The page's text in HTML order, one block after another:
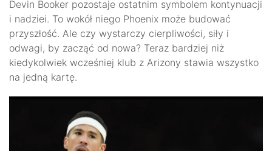
Devin Booker pozostaje ostatnim symbolem kontynuacji
i nadziei. To wokół niego Phoenix może budować
przyszłość. Ale czy wystarczy cierpliwości, siły i
odwagi, by zacząć od nowa? Teraz bardziej niż
kiedykolwiek wcześniej klub z Arizony stawia wszystko
na jedną kartę.